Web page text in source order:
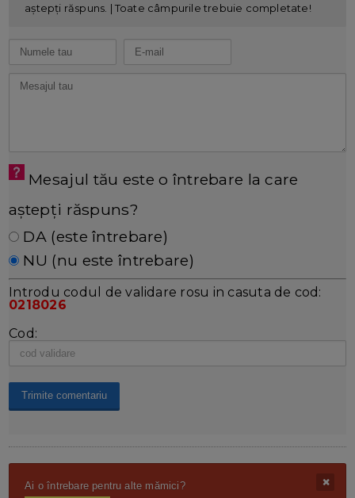
aștepți răspuns. | Toate câmpurile trebuie completate!
Mesajul tău este o întrebare la care
aștepți răspuns?
DA (este întrebare)
NU (nu este întrebare)
Introdu codul de validare rosu in casuta de cod:
0218026
Cod:
Ai o întrebare pentru alte mămici?